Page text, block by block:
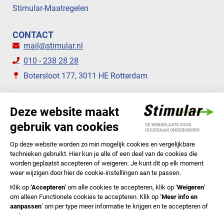
Stimular-Maatregelen
CONTACT
mail@stimular.nl
010 - 238 28 28
Botersloot 177, 3011 HE Rotterdam
STIMULAR NIEUWSBRIEVEN
ABONNEER NU
Privacyverklaring Cookiebeleid Colofon Disclaimer